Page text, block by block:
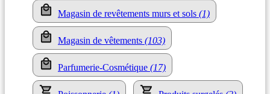
Magasin de revêtements murs et sols (1)
Magasin de vêtements (103)
Parfumerie-Cosmétique (17)